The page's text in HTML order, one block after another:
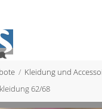
Kleidung und
62/68